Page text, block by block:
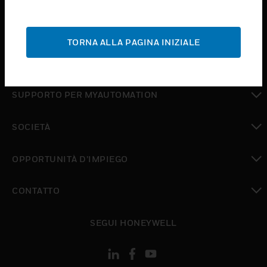
ASSISTENZA
toggle view
toggle view
SUPPORTO PER MYAUTOMATION
SOCIETÀ
OPPORTUNITÀ D’IMPIEGO
CONTATTO
SEGUI HONEYWELL
TORNA ALLA PAGINA INIZIALE